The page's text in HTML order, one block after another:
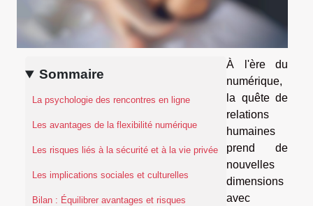
Sommaire
La psychologie des rencontres en ligne
Les avantages de la flexibilité numérique
Les risques liés à la sécurité et à la vie privée
Les implications sociales et culturelles
Bilan : Équilibrer avantages et risques
À l'ère du
numérique,
la quête de
relations
humaines
prend de
nouvelles
dimensions
avec